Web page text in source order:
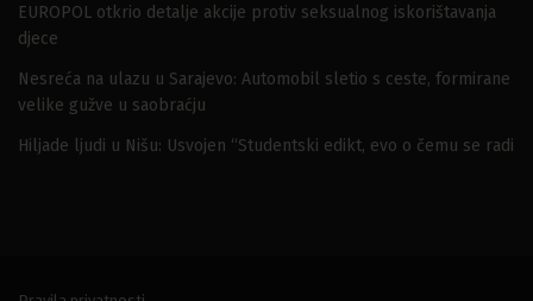
EUROPOL otkrio detalje akcije protiv seksualnog iskorištavanja
djece
Nesreća na ulazu u Sarajevo: Automobil sletio s ceste, formirane
velike gužve u saobraćju
Hiljade ljudi u Nišu: Usvojen “Studentski edikt, evo o čemu se radi